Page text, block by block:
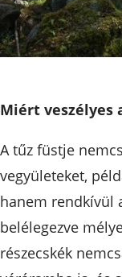
Miért veszélyes
A tűz füstje
vegyületeket,
hanem rendkívül
belélegezve
részecskék